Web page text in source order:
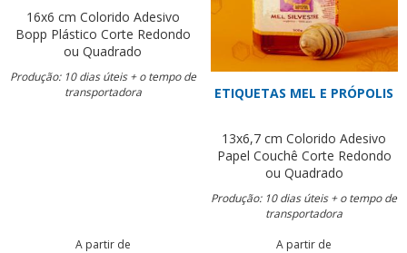
16x6 cm Colorido Adesivo
Bopp Plástico Corte Redondo
ou Quadrado
Produção: 10 dias úteis + o tempo de
transportadora
A partir de
ETIQUETAS MEL E PRÓPOLIS
13x6,7 cm Colorido Adesivo
Papel Couchê Corte Redondo
ou Quadrado
Produção: 10 dias úteis + o tempo de
transportadora
A partir de